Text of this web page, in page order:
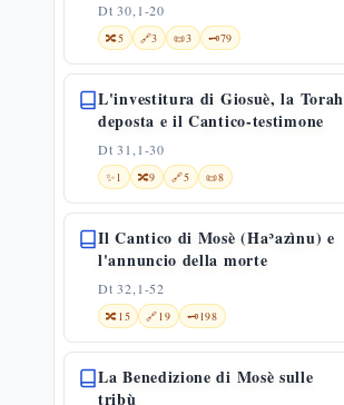
Dt 30,1-20
🔀5 🔗3 📜3 🗝️79
L'investitura di Giosuè, la Torah
deposta e il Cantico-testimone
Dt 31,1-30
✨1 🔀9 🔗5 📜8
Il Cantico di Mosè (Haʾazìnu) e
l'annuncio della morte
Dt 32,1-52
🔀15 🔗19 🗝️198
La Benedizione di Mosè sulle
tribù